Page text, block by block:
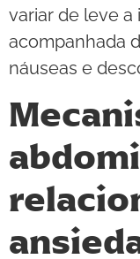
variar de leve a
acompanhada
náuseas e